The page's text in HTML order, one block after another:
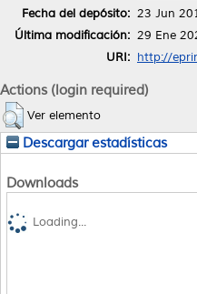
Fecha del depósito: 23 Jun
Última modificación: 29 Ene
URI: http://
Actions (login required)
Ver elemento
Descargar estadísticas
Downloads
Loading...